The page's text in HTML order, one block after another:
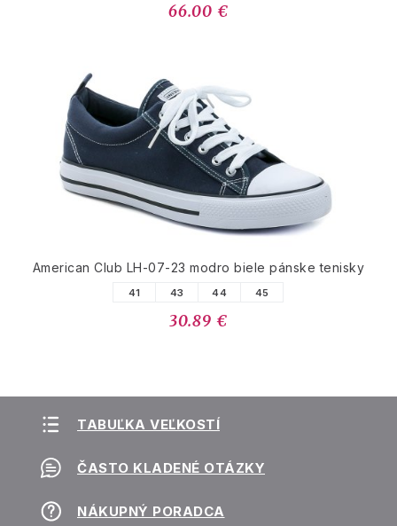
66.00 €
American Club LH-07-23 modro biele pánske tenisky
41 43 44 45
30.89 €
TABUĽKA VEĽKOSTÍ
ČASTO KLADENÉ OTÁZKY
NÁKUPNÝ PORADCA